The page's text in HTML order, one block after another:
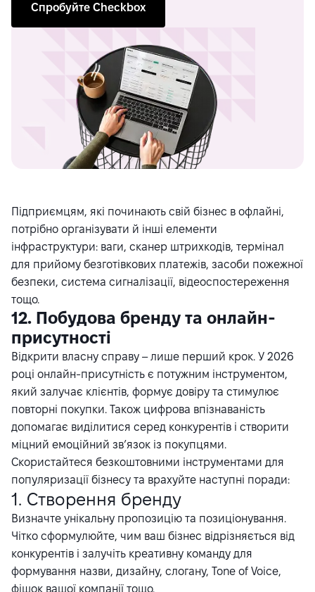
Спробуйте Checkbox
Підприємцям, які починають свій бізнес в офлайні,
потрібно організувати й інші елементи
інфраструктури: ваги, сканер штрихкодів, термінал
для прийому безготівкових платежів, засоби пожежної
безпеки, система сигналізації, відеоспостереження
тощо.
12. Побудова бренду та онлайн-
присутності
Відкрити власну справу – лише перший крок. У 2026
році онлайн-присутність є потужним інструментом,
який залучає клієнтів, формує довіру та стимулює
повторні покупки. Також цифрова впізнаваність
допомагає виділитися серед конкурентів і створити
міцний емоційний зв’язок із покупцями.
Скористайтеся безкоштовними інструментами для
популяризації бізнесу та врахуйте наступні поради:
1. Створення бренду
Визначте унікальну пропозицію та позиціонування.
Чітко сформулюйте, чим ваш бізнес відрізняється від
конкурентів і залучіть креативну команду для
формування назви, дизайну, слогану, Tone of Voice,
фішок вашої компанії тощо.